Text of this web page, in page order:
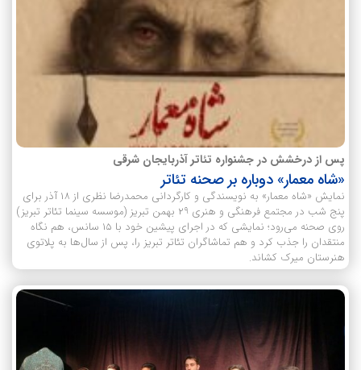
پس از درخشش در جشنواره‌ تئاتر آذربایجان شرقی
«شاه معمار» دوباره بر صحنه تئاتر
نمایش «شاه معمار» به نویسندگی و کارگردانی محمدرضا نظری از ۱۸ آذر برای
پنج شب در مجتمع فرهنگی‌ و هنری ۲۹ بهمن تبریز (موسسه سینما تئاتر تبریز)
روی صحنه می‌رود؛ نمایشی که در اجرای پیشین خود با ۱۵ سانس، هم نگاه
منتقدان را جذب کرد و هم تماشاگران تئاتر تبریز را، پس از سال‌ها به پلاتوی
هنرستان میرک کشاند.